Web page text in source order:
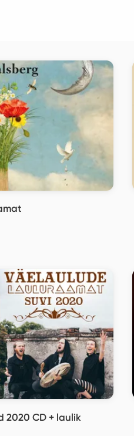
2020 CD + laulik